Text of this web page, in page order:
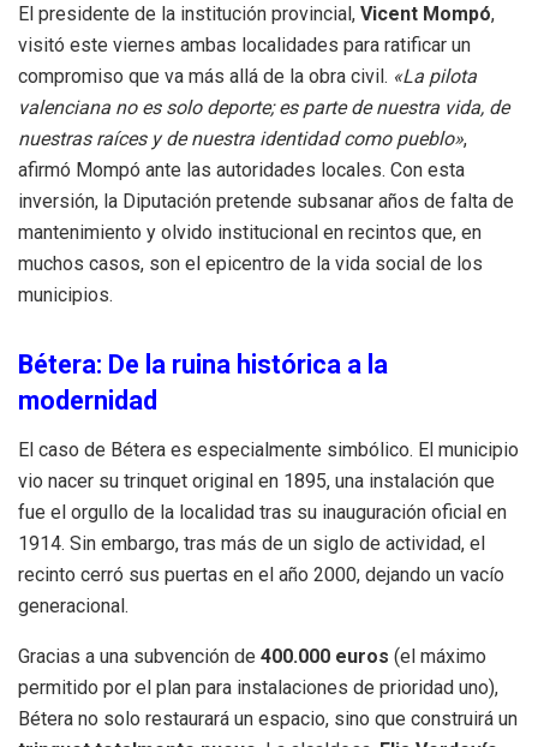
El presidente de la institución provincial, Vicent Mompó,
visitó este viernes ambas localidades para ratificar un
compromiso que va más allá de la obra civil. «La pilota
valenciana no es solo deporte; es parte de nuestra vida, de
nuestras raíces y de nuestra identidad como pueblo»,
afirmó Mompó ante las autoridades locales. Con esta
inversión, la Diputación pretende subsanar años de falta de
mantenimiento y olvido institucional en recintos que, en
muchos casos, son el epicentro de la vida social de los
municipios.
Bétera: De la ruina histórica a la
modernidad
El caso de Bétera es especialmente simbólico. El municipio
vio nacer su trinquet original en 1895, una instalación que
fue el orgullo de la localidad tras su inauguración oficial en
1914. Sin embargo, tras más de un siglo de actividad, el
recinto cerró sus puertas en el año 2000, dejando un vacío
generacional.
Gracias a una subvención de 400.000 euros (el máximo
permitido por el plan para instalaciones de prioridad uno),
Bétera no solo restaurará un espacio, sino que construirá un